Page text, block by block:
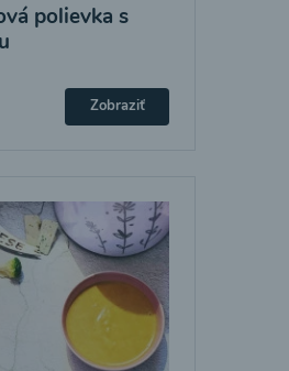
polievka s
Zobraziť